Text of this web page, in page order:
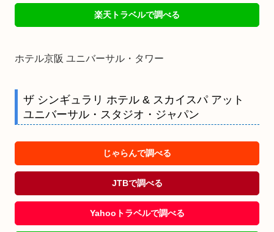
楽天トラベルで調べる
ホテル京阪 ユニバーサル・タワー
ザ シンギュラリ ホテル & スカイスパ アット
ユニバーサル・スタジオ・ジャパン
じゃらんで調べる
JTBで調べる
Yahooトラベルで調べる